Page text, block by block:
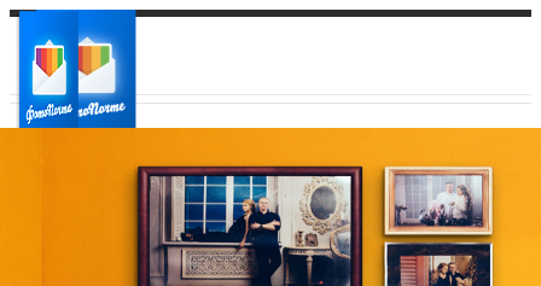
Ваш регион доставки